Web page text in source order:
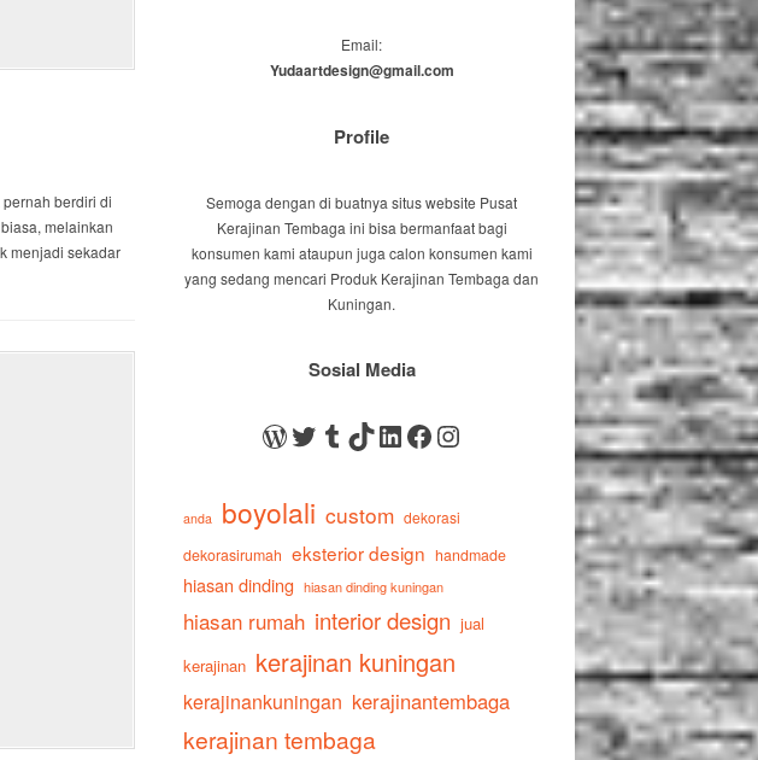
berdiri di
melainkan
menjadi sekadar
Email:
Yudaartdesign@gmail.com
Profile
Semoga dengan di buatnya situs website Pusat
Kerajinan Tembaga ini bisa bermanfaat bagi
konsumen kami ataupun juga calon konsumen kami
yang sedang mencari Produk Kerajinan Tembaga dan
Kuningan.
Sosial Media
WordPress
Twitter
Tumblr
TikTok
LinkedIn
Facebook
Instagram
anda boyolali custom dekorasi
dekorasirumah eksterior design handmade
hiasan dinding hiasan dinding kuningan
hiasan rumah interior design jual
kerajinan kerajinan kuningan
kerajinankuningan kerajinantembaga
kerajinan tembaga